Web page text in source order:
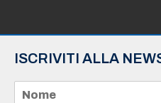
ISCRIVITI ALLA